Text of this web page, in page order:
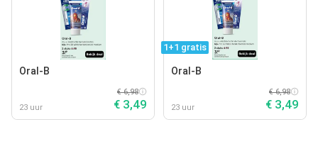
Oral-B
23 uur
€ 6,98
€ 3,49
1+1 gratis
Oral-B
23 uur
€ 6,98
€ 3,49